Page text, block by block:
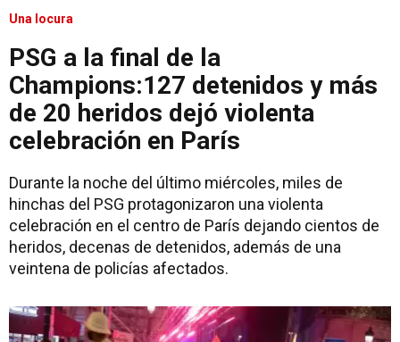
Una locura
PSG a la final de la
Champions:127 detenidos y más
de 20 heridos dejó violenta
celebración en París
Durante la noche del último miércoles, miles de
hinchas del PSG protagonizaron una violenta
celebración en el centro de París dejando cientos de
heridos, decenas de detenidos, además de una
veintena de policías afectados.